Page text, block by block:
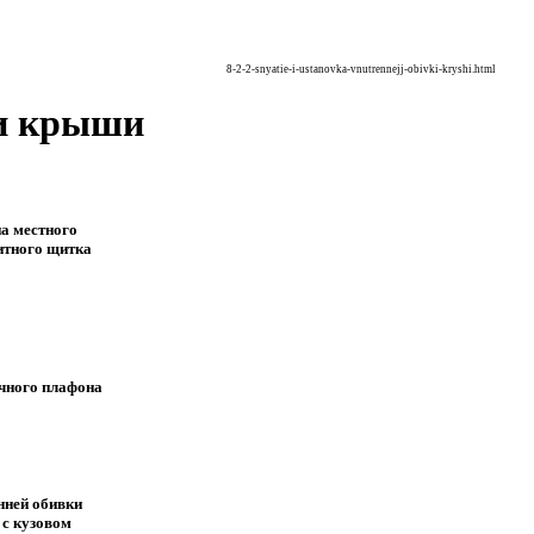
8-2-2-snyatie-i-ustanovka-vnutrennejj-obivki-kryshi.html
крыши
местного
щитка
плафона
обивки
кузовом